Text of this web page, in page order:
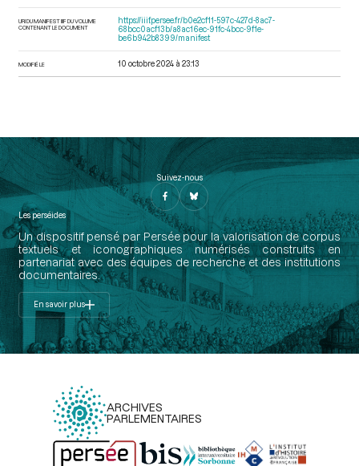
URI DU MANIFEST IIIF DU VOLUME
CONTENANT LE DOCUMENT
https://iiif.persee.fr/b0e2cf11-597c-427d-8ac7-
68bcc0acf13b/a8ac16ec-91fc-4bcc-9f1e-
be6b942b8399/manifest
MODIFIÉ LE 10 octobre 2024 à 23:13
Suivez-nous
Les perséides
Un dispositif pensé par Persée pour la valorisation de corpus
textuels et iconographiques numérisés construits en
partenariat avec des équipes de recherche et des institutions
documentaires.
En savoir plus
ARCHIVES
PARLEMENTAIRES